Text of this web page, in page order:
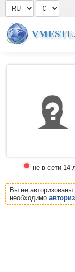
не в сети 14
Вы не
необходимо